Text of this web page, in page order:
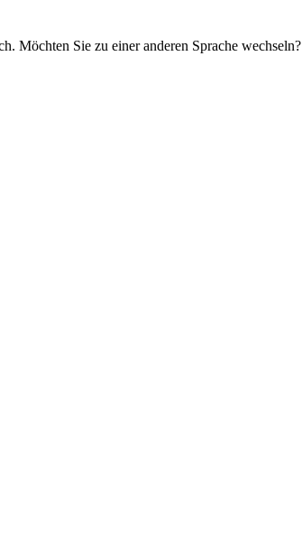
Möchten Sie zu einer anderen Sprache wechseln?